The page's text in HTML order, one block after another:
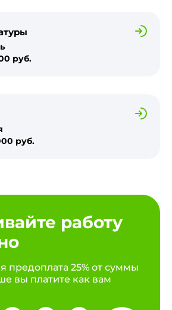
руб.
руб.
работу
предоплата 25% от суммы
вы платите как вам